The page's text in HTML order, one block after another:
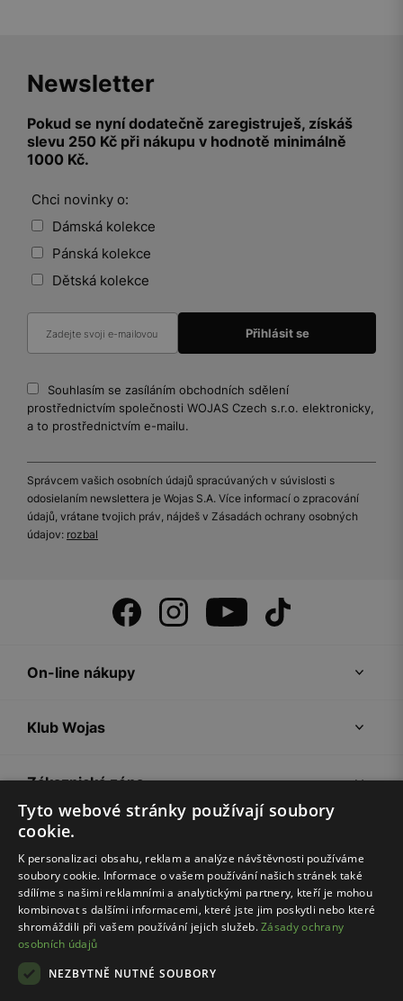
Newsletter
Pokud se nyní dodatečně zaregistruješ, získáš
slevu 250 Kč při nákupu v hodnotě minimálně
1000 Kč.
Chci novinky o:
Dámská kolekce
Pánská kolekce
Dětská kolekce
Souhlasím se zasíláním obchodních sdělení
prostřednictvím společnosti WOJAS Czech s.r.o. elektronicky,
a to prostřednictvím e-mailu.
Správcem vašich osobních údajů spracúvaných v súvislosti s
odosielaním newslettera je Wojas S.A. Více informací o zpracování
údajů, vrátane tvojich práv, nájdeš v Zásadách ochrany osobných
údajov: rozbal
On-line nákupy
Klub Wojas
Zákaznická zóna
Společnost Wojas
Rady
Tyto webové stránky používají soubory
cookie.
K personalizaci obsahu, reklam a analýze návštěvnosti používáme
soubory cookie. Informace o vašem používání našich stránek také
sdílíme s našimi reklamními a analytickými partnery, kteří je mohou
kombinovat s dalšími informacemi, které jste jim poskytli nebo které
shromáždili při vašem používání jejich služeb.Zásady ochrany
osobních údajů
NEZBYTNĚ NUTNÉ SOUBORY